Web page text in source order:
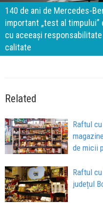
140 de ani de Mercedes-
important „test al
cu aceeași
calitate
Related
Raftul
de micii
Raftul
județul